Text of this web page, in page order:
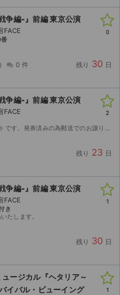
争編-』前編 東京公演
0 件 残り 30 日
0
争編-』前編 東京公演
致します。)特典付きチケットになりますが返却不要ですのでご購入者様でご自由になさってください...
残り 23 日
2
争編-』前編 東京公演
き
たします。
残り 30 日
1
ジカル『ヘタリア～
バル・ビューイング
1